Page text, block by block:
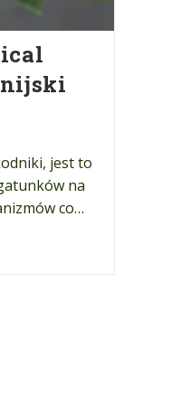
jest to
na
co…